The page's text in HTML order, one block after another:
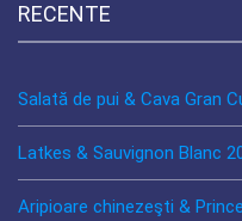
RECENTE
Salată de pui & Cava Gran
Latkes & Sauvignon Blanc
Aripioare chinezeşti &